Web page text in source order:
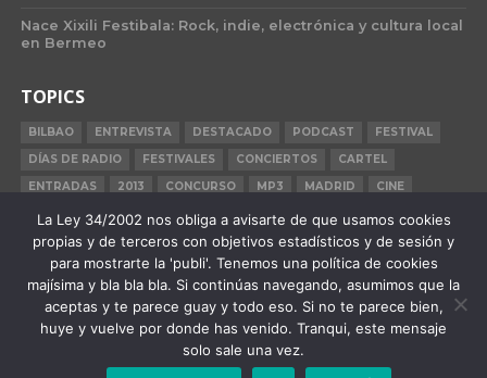
Nace Xixili Festibala: Rock, indie, electrónica y cultura local
en Bermeo
TOPICS
BILBAO ENTREVISTA DESTACADO PODCAST
FESTIVAL
DÍAS DE RADIO
FESTIVALES CONCIERTOS
CARTEL
ENTRADAS
2013 CONCURSO MP3 MADRID
CINE
BILBAO BBK LIVE
BARCELONA CARNE CRUDA
CRÓNICA
2015
QUIÉNES SOMOS F.A.Q.
CONTACTO
La Ley 34/2002 nos obliga a avisarte de que usamos cookies
propias y de terceros con objetivos estadísticos y de sesión y
para mostrarte la 'publi'. Tenemos una política de cookies
majísima y bla bla bla. Si continúas navegando, asumimos que la
aceptas y te parece guay y todo eso. Si no te parece bien,
huye y vuelve por donde has venido. Tranqui, este mensaje
solo sale una vez.